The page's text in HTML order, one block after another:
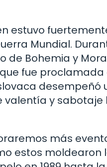
estuvo
Mundial.
de Bohemia y
que fue
desempeñó
y
más
estos moldearon